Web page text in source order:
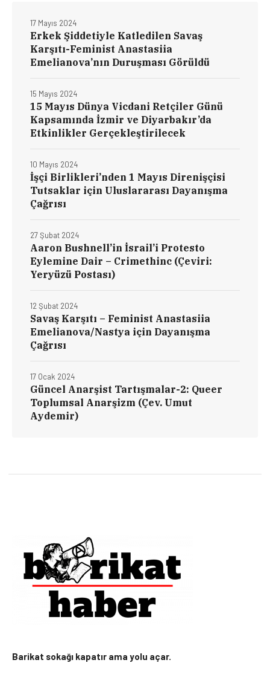
Erkek Şiddetiyle Katledilen Savaş
Karşıtı-Feminist Anastasiia
Emelianova’nın Duruşması Görüldü
17 Mayıs 2024
15 Mayıs Dünya Vicdani Retçiler Günü
Kapsamında İzmir ve Diyarbakır’da
Etkinlikler Gerçekleştirilecek
15 Mayıs 2024
İşçi Birlikleri’nden 1 Mayıs Direnişçisi
Tutsaklar için Uluslararası Dayanışma
Çağrısı
10 Mayıs 2024
Aaron Bushnell’in İsrail’i Protesto
Eylemine Dair – Crimethinc (Çeviri:
Yeryüzü Postası)
27 Şubat 2024
Savaş Karşıtı – Feminist Anastasiia
Emelianova/Nastya için Dayanışma
Çağrısı
12 Şubat 2024
Güncel Anarşist Tartışmalar-2: Queer
Toplumsal Anarşizm (Çev. Umut
Aydemir)
17 Ocak 2024
Barikat sokağı kapatır ama yolu açar.